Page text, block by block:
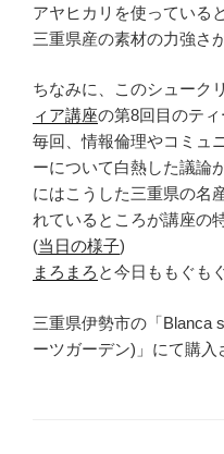
アヤヒカリを使っている
三重県産の素材の力強さ
ちなみに、このシューク
ィア講座の第8回目のティ
毎回、情報倫理やコミュ
ーについて白熱した議論
にはこうした三重県の名
れているところが講座の
(当日の様子)
まろまろ と今日ももぐもぐ
三重県伊勢市の「Blanca
ーツガーデン)」にて購入